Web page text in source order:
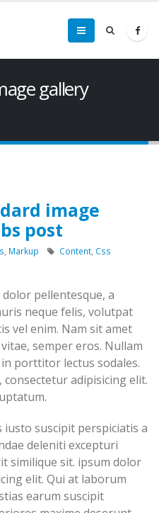
gallery
image
post
Markup Content Css
pellentesque, a
neque felis, volutpat
vel enim. Nam sit amet
semper eros. Nullam
porttitor lectus sodales.
adipisicing elit.
iusto suscipit perspiciatis a
deleniti excepturi
similique sit. ipsum dolor
elit. Qui at laborum
earum suscipit